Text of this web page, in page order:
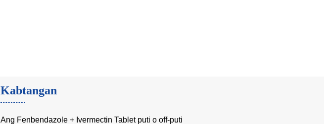
Kabtangan
Ang Fenbendazole + Ivermectin Tablet puti o off-puti